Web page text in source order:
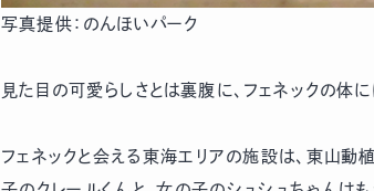
写真提供：のんほいパーク
見た目の可愛らしさとは裏腹に、フェネックの体
フェネックと会える東海エリアの施設は、東山